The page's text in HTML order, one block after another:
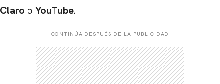
Claro o YouTube.
CONTINÚA DESPUÉS DE LA PUBLICIDAD